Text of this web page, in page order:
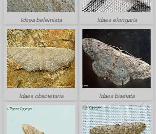
Idaea belemiata
Idaea obsoletaria
Idaea elongaria
Idaea biselata